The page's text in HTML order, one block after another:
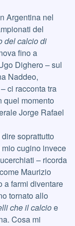
Argentina nel
del
del calcio di
fino a
Dighero – sul
Naddeo,
ci racconta tra
quel momento
Jorge Rafael
soprattutto
cugino invece
– ricorda
Maurizio
a farmi diventare
tornato allo
che il calcioe
Cosa mi